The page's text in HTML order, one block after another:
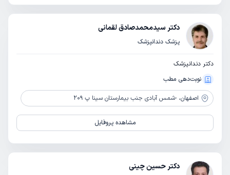
دکتر سیدمحمدصادق لقمانی
پزشک دندانپزشک
دکتر دندانپزشک
نوبت‌دهی مطب
اصفهان، -شمس آبادی جنب بیمارستان سینا پ 209
مشاهده پروفایل
دکتر حسین چینی